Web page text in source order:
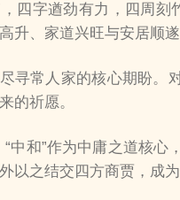
四字遒劲有力，四周刻
升、家道兴旺与安居顺遂
寻常人家的核心期盼。
的祈愿。
中和”作为中庸之道核心
之结交四方商贾，成为